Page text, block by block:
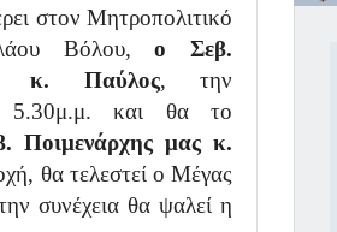
στον Μητροπολιτικό
Βόλου,ο Σεβ.
κ. Παύλος, την
5.30μ.μ. και θα το
Ποιμενάρχης μας κ.
θα τελεστεί ο Μέγας
συνέχεια θα ψαλεί η